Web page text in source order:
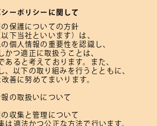
シーポリシーに関して
保護についての方針
下当社といいます）は、
個人情報の重要性を認識し、
かつ適正に取扱うことは、
あると考えております。
また、
、 以下の取り組みを行うとともに、
善に努めてまいります。
の取扱いについて
収集と管理について
は適法かつ公正な方法で行います。